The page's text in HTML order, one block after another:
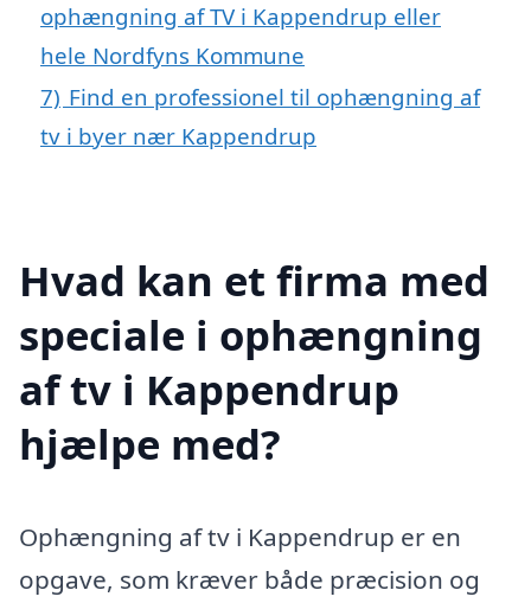
ophængning af TV i Kappendrup eller
hele Nordfyns Kommune
7) Find en professionel til ophængning af
tv i byer nær Kappendrup
Hvad kan et firma med
speciale i ophængning
af tv i Kappendrup
hjælpe med?
Ophængning af tv i Kappendrup er en
opgave, som kræver både præcision og